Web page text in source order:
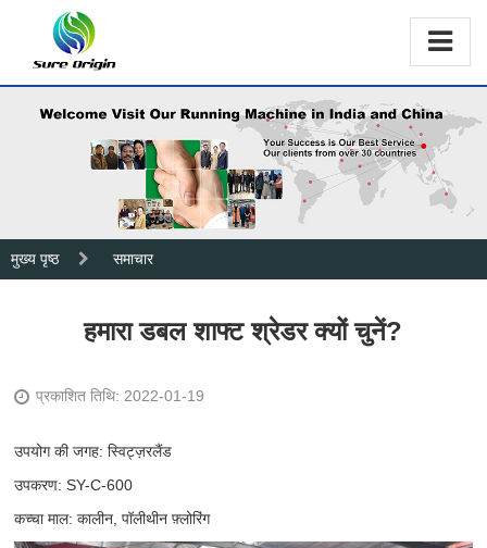
मुख्य पृष्ठ समाचार
हमारा डबल शाफ्ट श्रेडर क्यों चुनें?
प्रकाशित तिथि: 2022-01-19
उपयोग की जगह: स्विट्ज़रलैंड
उपकरण: SY-C-600
कच्चा माल: कालीन, पॉलीथीन फ़्लोरिंग